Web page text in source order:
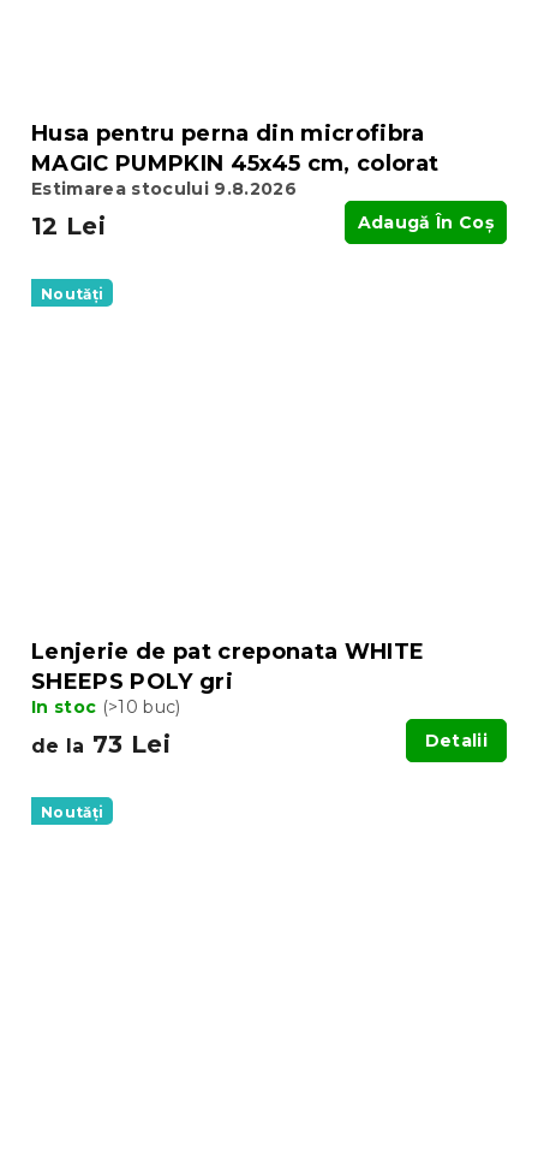
Husa pentru perna din microfibra
MAGIC PUMPKIN 45x45 cm, colorat
Estimarea stocului 9.8.2026
12 Lei Adaugă În Coş
Noutăți
Lenjerie de pat creponata WHITE
SHEEPS POLY gri
In stoc (>10 buc)
de la 73 Lei Detalii
Noutăți